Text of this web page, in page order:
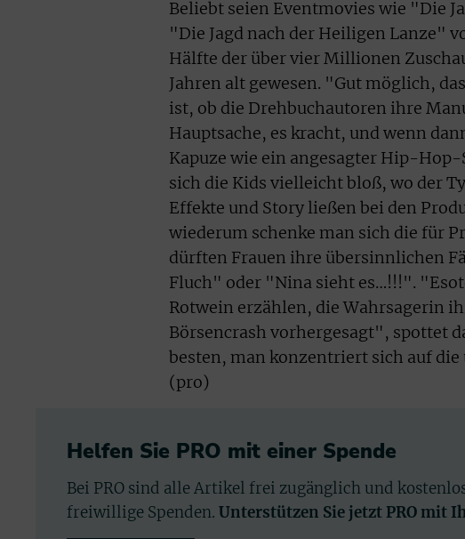
Beliebt seien Eventmovies wie "Die
"Die Jagd nach der Heiligen Lanze"
Hälfte der über vier Millionen
Jahren alt gewesen. "Gut möglich,
ist, ob die Drehbuchautoren ihre
Hauptsache, es kracht, und wenn
Kapuze wie ein angesagter Hip-
sich die Kids vielleicht bloß, wo der
Effekte und Story ließen bei den
wiederum schenke man sich die für
dürften Frauen ihre übersinnlichen
Fluch" oder "Nina sieht es…!!!".
Rotwein erzählen, die Wahrsagerin
Börsencrash vorhergesagt", spottet
besten, man konzentriert sich auf
(pro)
Helfen Sie PRO mit einer Spende
Bei PRO sind alle Artikel frei zugänglich und
freiwillige Spenden. Unterstützen Sie jetzt PRO mit